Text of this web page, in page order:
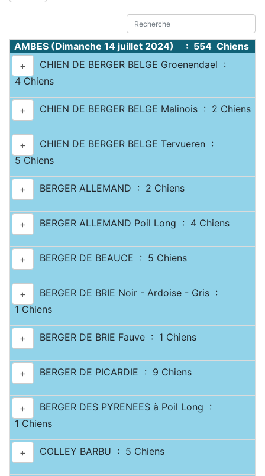
AMBES (Dimanche 14 juillet 2024) : 554 Chiens
+
CHIEN DE BERGER BELGE Groenendael :
4 Chiens
+ CHIEN DE BERGER BELGE Malinois : 2 Chiens
+
CHIEN DE BERGER BELGE Tervueren :
5 Chiens
+ BERGER ALLEMAND : 2 Chiens
+ BERGER ALLEMAND Poil Long : 4 Chiens
+ BERGER DE BEAUCE : 5 Chiens
+
BERGER DE BRIE Noir - Ardoise - Gris :
1 Chiens
+ BERGER DE BRIE Fauve : 1 Chiens
+ BERGER DE PICARDIE : 9 Chiens
+
BERGER DES PYRENEES à Poil Long :
1 Chiens
+ COLLEY BARBU : 5 Chiens